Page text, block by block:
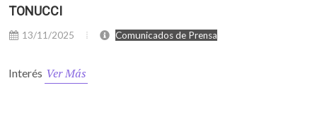
TONUCCI
13/11/2025 Comunicados de Prensa
Interés Ver Más